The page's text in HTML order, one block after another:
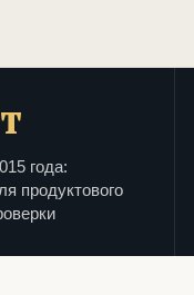
года:
продуктового